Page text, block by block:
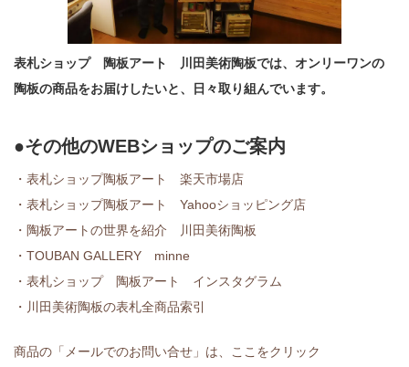
表札ショップ 陶板アート 川田美術陶板では、オンリーワンの
陶板の商品をお届けしたいと、日々取り組んでいます。
●その他のWEBショップのご案内
・表札ショップ陶板アート 楽天市場店
・表札ショップ陶板アート Yahooショッピング店
・陶板アートの世界を紹介 川田美術陶板
・TOUBAN GALLERY minne
・表札ショップ 陶板アート インスタグラム
・川田美術陶板の表札全商品索引
商品の「メールでのお問い合せ」は、ここをクリック